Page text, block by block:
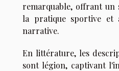
remarquable, offrant un
la pratique sportive et
narrative.
En littérature, les
sont légion, captivant